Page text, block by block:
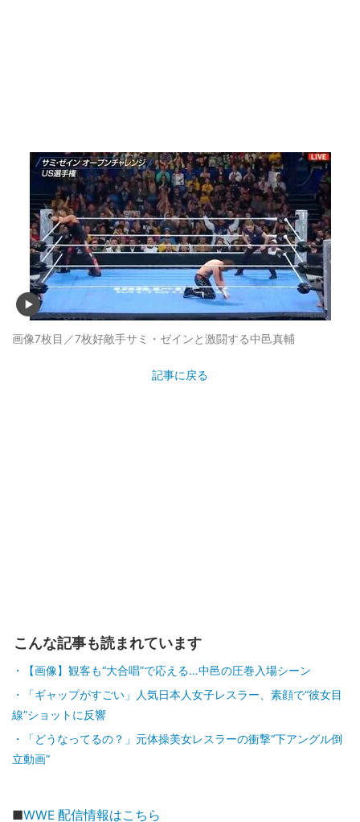
画像7枚目／7枚好敵手サミ・ゼインと激闘する中邑真輔
記事に戻る
こんな記事も読まれています
【画像】観客も“大合唱”で応える…中邑の圧巻入場シーン
「ギャップがすごい」人気日本人女子レスラー、素顔で“彼女目
線”ショットに反響
「どうなってるの？」元体操美女レスラーの衝撃“下アングル倒
立動画”
■WWE 配信情報はこちら